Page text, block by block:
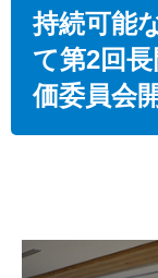
持続可能
て第2回
価委員会